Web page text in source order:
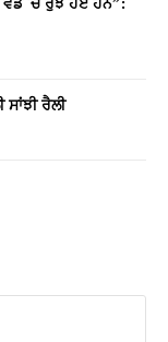
ਸਾਂਝੀ ਰੈਲੀ